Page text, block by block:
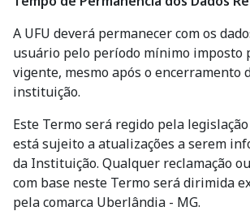
A UFU deverá permanecer com os
usuário pelo período mínimo imposto
vigente, mesmo após o encerramento
instituição.
Este Termo será regido pela
está sujeito a atualizações a serem
da Instituição. Qualquer reclamação
com base neste Termo será dirimida
pela comarca Uberlândia - MG.